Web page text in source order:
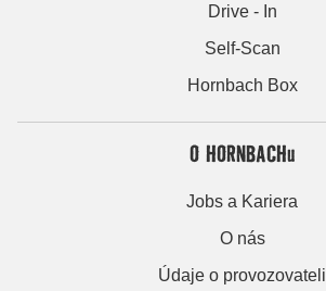
Drive - In
Self-Scan
Hornbach Box
O HORNBACHu
Jobs a Kariera
O nás
Údaje o provozovateli